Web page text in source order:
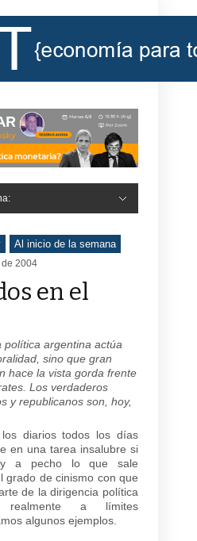
Al inicio de la semana
2004
en el
política argentina actúa
sino que gran
hace la vista gorda frente
Los verdaderos
y republicanos son, hoy,
diarios todos los días
en una tarea insalubre si
a pecho lo que sale
grado de cinismo con que
de la dirigencia política
realmente a límites
algunos ejemplos.